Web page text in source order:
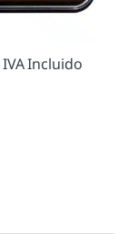
IVA Incluido